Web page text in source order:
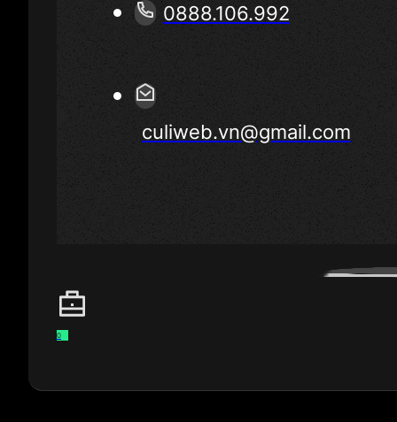
0888.106.992
culiweb.vn@gmail.com
0